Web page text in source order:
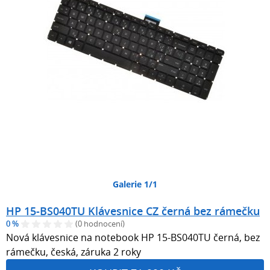
Galerie 1/1
HP 15-BS040TU Klávesnice CZ černá bez rámečku
0 % (0 hodnocení)
Nová klávesnice na notebook HP 15-BS040TU černá, bez
rámečku, česká, záruka 2 roky